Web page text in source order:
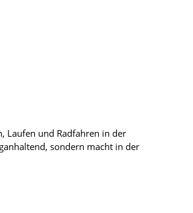
Laufen und Radfahren in der
sondern macht in der